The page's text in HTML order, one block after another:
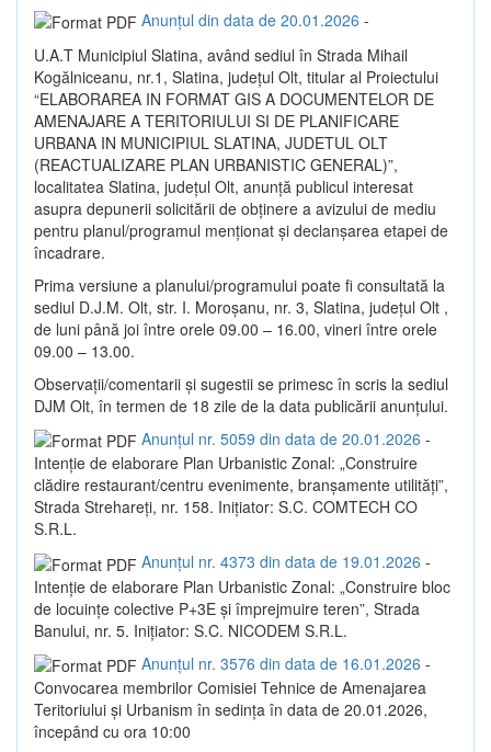
Anunțul din data de 20.01.2026 -
U.A.T Municipiul Slatina, având sediul în Strada Mihail
Kogălniceanu, nr.1, Slatina, județul Olt, titular al Proiectului
“ELABORAREA IN FORMAT GIS A DOCUMENTELOR DE
AMENAJARE A TERITORIULUI SI DE PLANIFICARE
URBANA IN MUNICIPIUL SLATINA, JUDETUL OLT
(REACTUALIZARE PLAN URBANISTIC GENERAL)”,
localitatea Slatina, judeţul Olt, anunţă publicul interesat
asupra depunerii solicitării de obţinere a avizului de mediu
pentru planul/programul menţionat şi declanşarea etapei de
încadrare.
Prima versiune a planului/programului poate fi consultată la
sediul D.J.M. Olt, str. I. Moroşanu, nr. 3, Slatina, judeţul Olt ,
de luni până joi între orele 09.00 – 16.00, vineri între orele
09.00 – 13.00.
Observaţii/comentarii şi sugestii se primesc în scris la sediul
DJM Olt, în termen de 18 zile de la data publicării anunţului.
Anunțul nr. 5059 din data de 20.01.2026 -
Intenție de elaborare Plan Urbanistic Zonal: „Construire
clădire restaurant/centru evenimente, branșamente utilități”,
Strada Strehareți, nr. 158. Inițiator: S.C. COMTECH CO
S.R.L.
Anunțul nr. 4373 din data de 19.01.2026 -
Intenție de elaborare Plan Urbanistic Zonal: „Construire bloc
de locuințe colective P+3E și împrejmuire teren”, Strada
Banului, nr. 5. Inițiator: S.C. NICODEM S.R.L.
Anunțul nr. 3576 din data de 16.01.2026 -
Convocarea membrilor Comisiei Tehnice de Amenajarea
Teritoriului și Urbanism în sedința în data de 20.01.2026,
începând cu ora 10:00